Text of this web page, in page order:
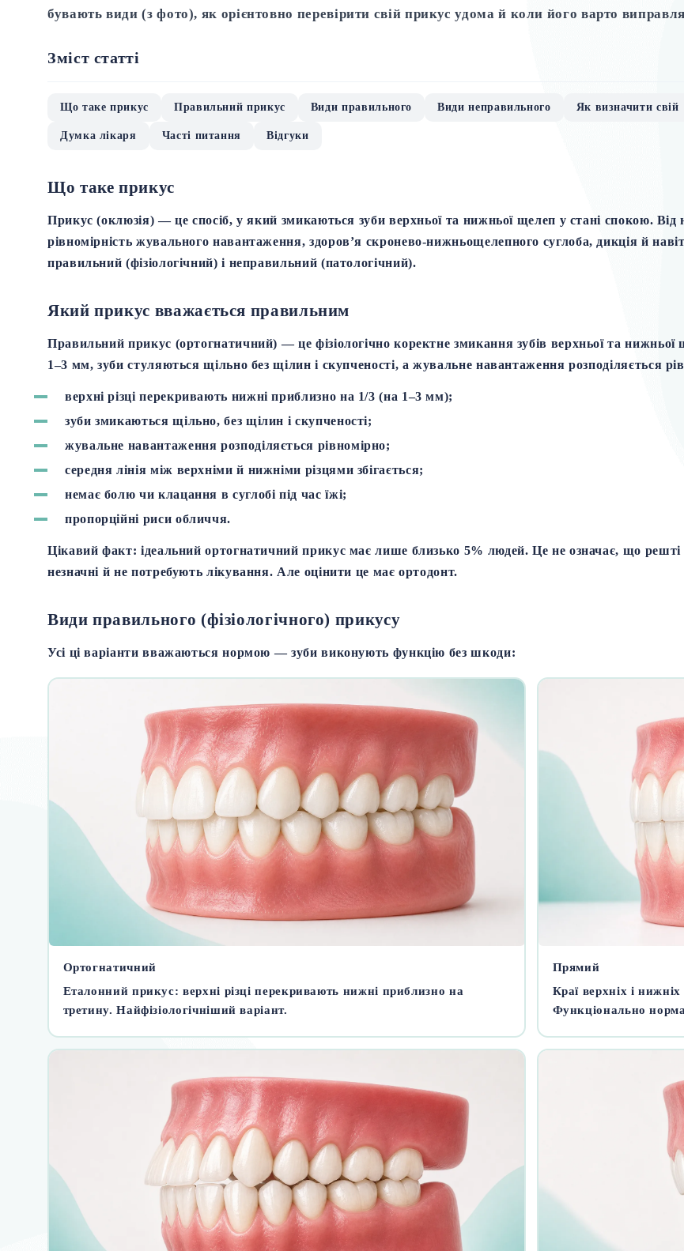
бувають види (з фото), як орієнтовно перевірити свій прикус удома й коли його варто
Зміст статті
Що таке прикус Правильний прикус Види правильного Види неправильного Як визначити свій
Думка лікаря Часті питання Відгуки
Що таке прикус
Прикус (оклюзія) — це спосіб, у який змикаються зуби верхньої та нижньої щелеп у стані спокою.
рівномірність жувального навантаження, здоров’я скронево-нижньощелепного суглоба, дикція й
правильний (фізіологічний) і неправильний (патологічний).
Який прикус вважається правильним
Правильний прикус (ортогнатичний) — це фізіологічно коректне змикання зубів верхньої та
1–3 мм, зуби стуляються щільно без щілин і скупченості, а жувальне навантаження розподіляється
верхні різці перекривають нижні приблизно на 1/3 (на 1–3 мм);
зуби змикаються щільно, без щілин і скупченості;
жувальне навантаження розподіляється рівномірно;
середня лінія між верхніми й нижніми різцями збігається;
немає болю чи клацання в суглобі під час їжі;
пропорційні риси обличчя.
Цікавий факт: ідеальний ортогнатичний прикус має лише близько 5% людей. Це не означає, що решті
незначні й не потребують лікування. Але оцінити це має ортодонт.
Види правильного (фізіологічного) прикусу
Усі ці варіанти вважаються нормою — зуби виконують функцію без шкоди:
Ортогнатичний
Еталонний прикус: верхні різці перекривають нижні приблизно на
третину. Найфізіологічніший варіант.
Прямий
Краї верхніх і
Функціонально